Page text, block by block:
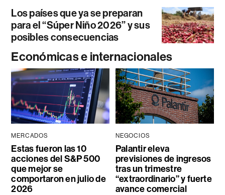
Los países que ya se preparan
para el “Súper Niño 2026” y sus
posibles consecuencias
Económicas e internacionales
MERCADOS
Estas fueron las 10
acciones del S&P 500
que mejor se
comportaron en julio de
2026
NEGOCIOS
Palantir eleva
previsiones de ingresos
tras un trimestre
“extraordinario” y fuerte
avance comercial